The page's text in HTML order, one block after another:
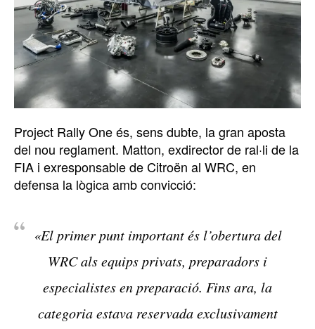
Project Rally One és, sens dubte, la gran aposta
del nou reglament. Matton, exdirector de ral·li de la
FIA i exresponsable de Citroën al WRC, en
defensa la lògica amb convicció:
«El primer punt important és l’obertura del
WRC als equips privats, preparadors i
especialistes en preparació. Fins ara, la
categoria estava reservada exclusivament